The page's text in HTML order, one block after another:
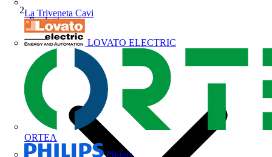
La Triveneta Cavi
LOVATO ELECTRIC
ORTEA
Philips
Prodotti